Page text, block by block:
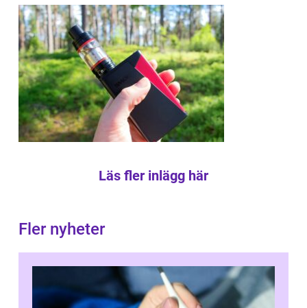
Läs fler inlägg här
Fler nyheter